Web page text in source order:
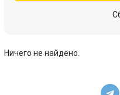
Ничего не найдено.